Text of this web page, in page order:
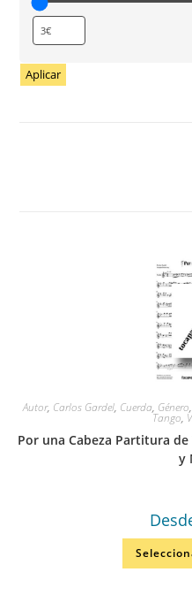
Aplicar
Autor, Carlos Gardel, Cuerda, Género,
Tango,
Por una Cabeza Partitura de
y